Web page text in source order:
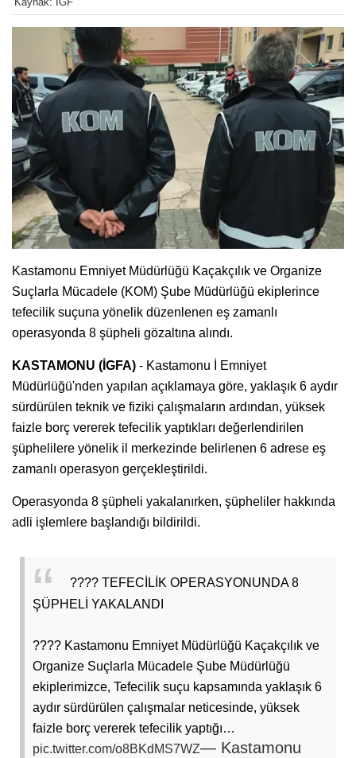
Kastamonu Emniyet Müdürlüğü Kaçakçılık ve Organize
Suçlarla Mücadele (KOM) Şube Müdürlüğü ekiplerince
tefecilik suçuna yönelik düzenlenen eş zamanlı
operasyonda 8 şüpheli gözaltına alındı.
KASTAMONU (İGFA) - Kastamonu İ Emniyet
Müdürlüğü'nden yapılan açıklamaya göre, yaklaşık 6 aydır
sürdürülen teknik ve fiziki çalışmaların ardından, yüksek
faizle borç vererek tefecilik yaptıkları değerlendirilen
şüphelilere yönelik il merkezinde belirlenen 6 adrese eş
zamanlı operasyon gerçekleştirildi.
Operasyonda 8 şüpheli yakalanırken, şüpheliler hakkında
adli işlemlere başlandığı bildirildi.
???? TEFECİLİK OPERASYONUNDA 8
ŞÜPHELİ YAKALANDI
???? Kastamonu Emniyet Müdürlüğü Kaçakçılık ve
Organize Suçlarla Mücadele Şube Müdürlüğü
ekiplerimizce, Tefecilik suçu kapsamında yaklaşık 6
aydır sürdürülen çalışmalar neticesinde, yüksek
faizle borç vererek tefecilik yaptığı…
pic.twitter.com/o8BKdMS7WZ— Kastamonu